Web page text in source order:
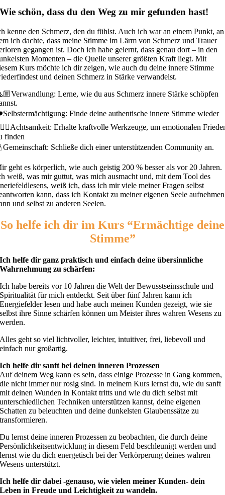
Wie schön, dass du den Weg zu mir gefunden hast!
kenne den Schmerz, den du fühlst. Auch ich war an einem Punkt, an
ich dachte, dass meine Stimme im Lärm von Schmerz und Trauer
gegangen ist. Doch ich habe gelernt, dass genau dort – in den
Momenten – die Quelle unserer größten Kraft liegt. Mit
Kurs möchte ich dir zeigen, wie auch du deine innere Stimme
und deinen Schmerz in Stärke verwandelst.
Lerne, wie du aus Schmerz innere Stärke schöpfen
Finde deine authentische innere Stimme wieder
Erhalte kraftvolle Werkzeuge, um emotionalen
finden
Schließe dich einer unterstützenden Community an.
geht es körperlich, wie auch geistig 200 % besser als vor 20 Jahren.
weiß, was mir guttut, was mich ausmacht und, mit dem Tool des
weiß ich, dass ich mir viele meiner Fragen selbst
kann, dass ich Kontakt zu meiner eigenen Seele aufnehmen
und selbst zu anderen Seelen.
So helfe ich dir im Kurs “Ermächtige deine
Stimme”
Ich helfe dir ganz praktisch und einfach deine übersinnliche
Wahrnehmung zu schärfen:
Ich habe bereits vor 10 Jahren die Welt der Bewusstseinsschule und
Spiritualität für mich entdeckt. Seit über fünf Jahren kann ich
Energiefelder lesen und habe auch meinen Kunden gezeigt, wie sie
selbst ihre Sinne schärfen können um Meister ihres wahren Wesens zu
werden.
Alles geht so viel lichtvoller, leichter, intuitiver, frei, liebevoll und
einfach nur großartig.
Ich helfe dir sanft bei deinen inneren Prozessen
Auf deinem Weg kann es sein, dass einige Prozesse in Gang kommen,
die nicht immer nur rosig sind. In meinem Kurs lernst du, wie du sanft
mit deinen Wunden in Kontakt tritts und wie du dich selbst mit
unterschiedlichen Techniken unterstützen kannst, deine eigenen
Schatten zu beleuchten und deine dunkelsten Glaubenssätze zu
transformieren.
Du lernst deine inneren Prozessen zu beobachten, die durch deine
Persönlichkeitsentwicklung in diesem Feld beschleunigt werden und
lernst wie du dich energetisch bei der Verkörperung deines wahren
Wesens unterstützt.
Ich helfe dir dabei -genauso, wie vielen meiner Kunden- dein
Leben in Freude und Leichtigkeit zu wandeln.